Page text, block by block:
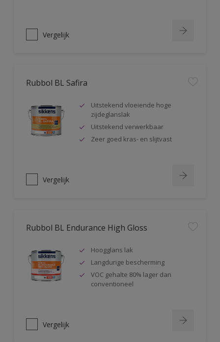
Vergelijk
Rubbol BL Safira
Uitstekend vloeiende hoge
zijdeglanslak
Uitstekend verwerkbaar
Zeer goed kras- en slijtvast
Vergelijk
Rubbol BL Endurance High Gloss
Hoogglans lak
Langdurige bescherming
VOC gehalte 80% lager dan
conventioneel
Vergelijk